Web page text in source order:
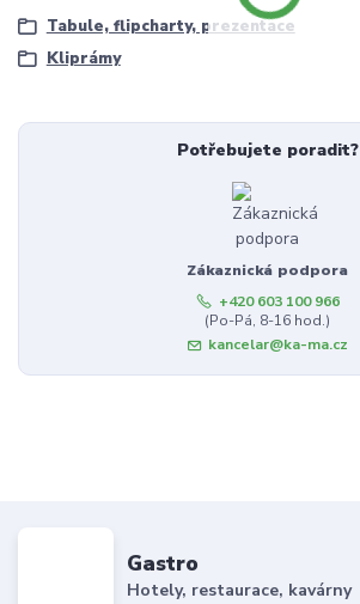
Tabule, flipcharty, prezentace
Kliprámy
Potřebujete poradit?
Zákaznická podpora
+420 603 100 966
(Po-Pá, 8-16 hod.)
kancelar@ka-ma.cz
Gastro
Hotely, restaurace, kavárny